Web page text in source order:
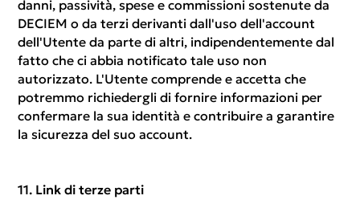
danni, passività, spese e commissioni sostenute da
DECIEM o da terzi derivanti dall'uso dell'account
dell'Utente da parte di altri, indipendentemente dal
fatto che ci abbia notificato tale uso non
autorizzato. L'Utente comprende e accetta che
potremmo richiedergli di fornire informazioni per
confermare la sua identità e contribuire a garantire
la sicurezza del suo account.
Link di terze parti